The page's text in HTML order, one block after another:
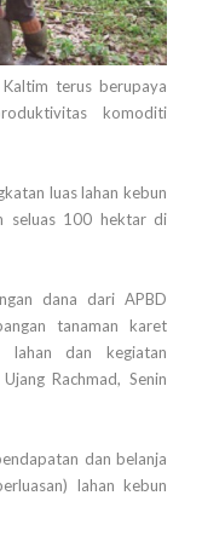
Kaltim terus berupaya
komoditi
luas lahan kebun
seluas 100 hektar di
dana dari APBD
tanaman karet
lahan dan kegiatan
Rachmad, Senin
dan belanja
lahan kebun